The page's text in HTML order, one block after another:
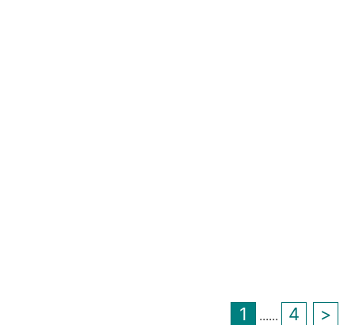
1 ...... 4 >